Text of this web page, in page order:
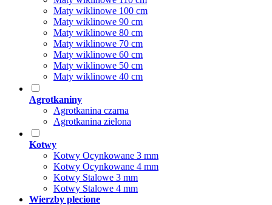
Maty wiklinowe 100 cm
Maty wiklinowe 90 cm
Maty wiklinowe 80 cm
Maty wiklinowe 70 cm
Maty wiklinowe 60 cm
Maty wiklinowe 50 cm
Maty wiklinowe 40 cm
Agrotkaniny
Agrotkanina czarna
Agrotkanina zielona
Kotwy
Kotwy Ocynkowane 3 mm
Kotwy Ocynkowane 4 mm
Kotwy Stalowe 3 mm
Kotwy Stalowe 4 mm
Wierzby plecione